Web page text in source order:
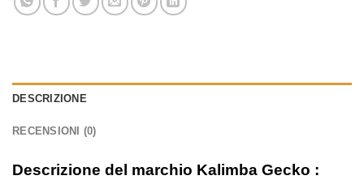
DESCRIZIONE
RECENSIONI (0)
Descrizione del marchio Kalimba Gecko :